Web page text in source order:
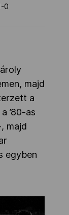
0
majd
a
’80-as
majd
egyben